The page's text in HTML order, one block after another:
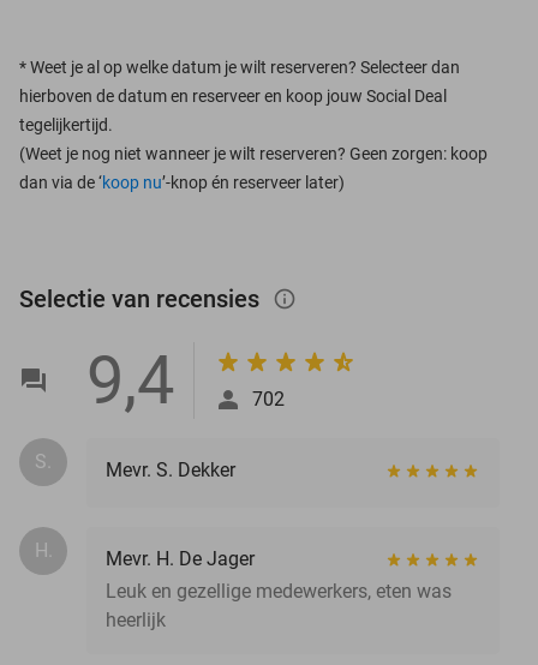
*Weet je al op welke datum je wilt reserveren? Selecteer dan
hierboven de datum en reserveer en koop jouw Social Deal
tegelijkertijd.
(Weet je nog niet wanneer je wilt reserveren? Geen zorgen: koop
dan via de ‘koop nu’-knop én reserveer later)
Selectie van recensies info_outlined
9,4 702
S. Mevr. S. Dekker
H.
Mevr. H. De Jager
Leuk en gezellige medewerkers, eten was
heerlijk